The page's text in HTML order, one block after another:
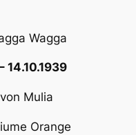
Wagga
14.10.1939
Mulia
Orange